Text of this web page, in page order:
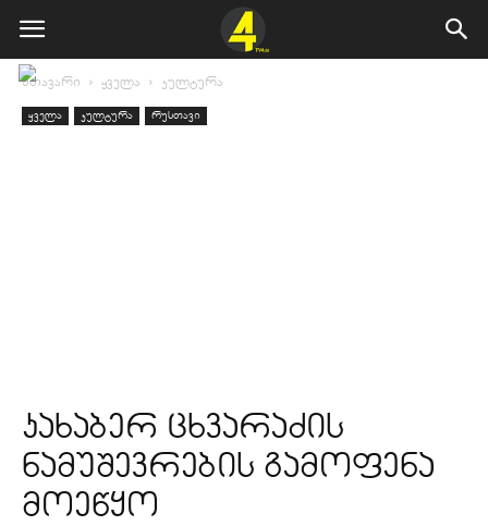
მთავარი ყველა კულტურა
ყველა კულტურა რუსთავი
კახაბერ ცხვარაძის
ნამუშევრების გამოფენა
მოეწყო